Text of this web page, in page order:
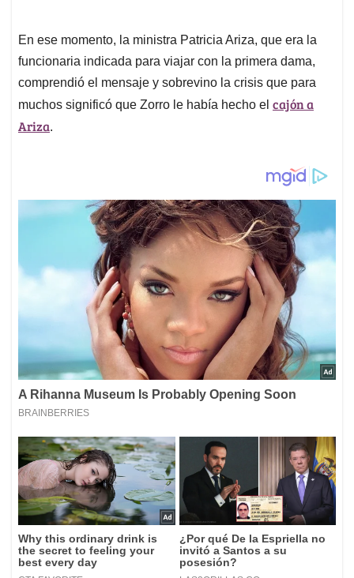
En ese momento, la ministra Patricia Ariza, que era la
funcionaria indicada para viajar con la primera dama,
comprendió el mensaje y sobrevino la crisis que para
muchos significó que Zorro le había hecho el cajón a
Ariza.